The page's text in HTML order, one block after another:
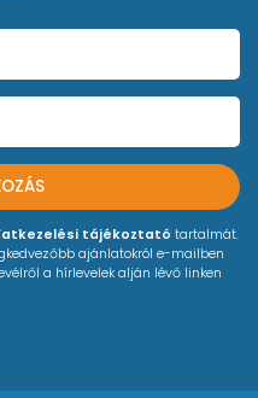
tájékoztató tartalmát.
ajánlatokról e-mailben
a hírlevelek alján lévő linken